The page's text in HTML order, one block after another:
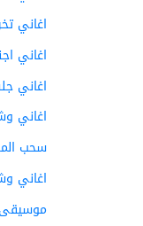
اغاني
اغاني
اغاني
اغاني
سحب
اغاني
موسيقى